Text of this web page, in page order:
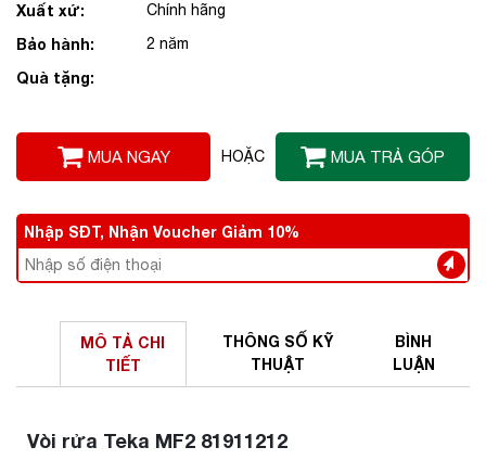
Xuất xứ: Chính hãng
Bảo hành: 2 năm
Quà tặng:
MUA NGAY HOẶC MUA TRẢ GÓP
Nhập SĐT, Nhận Voucher Giảm 10%
MÔ TẢ CHI
TIẾT
THÔNG SỐ KỸ
THUẬT
BÌNH
LUẬN
Vòi rửa Teka MF2 81911212